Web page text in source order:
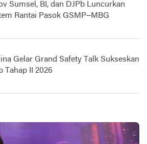
Sumsel, BI, dan DJPb Luncurkan
Rantai Pasok GSMP–MBG
Gelar Grand Safety Talk Sukseskan
Tahap II 2026